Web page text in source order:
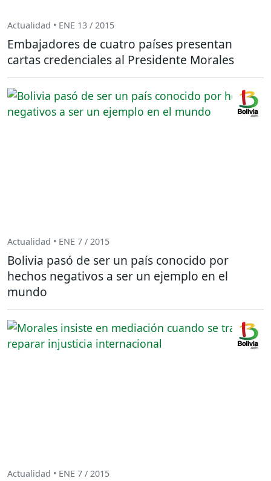
Actualidad • ENE 13 / 2015
Embajadores de cuatro países presentan
cartas credenciales al Presidente Morales
Actualidad • ENE 7 / 2015
Bolivia pasó de ser un país conocido por
hechos negativos a ser un ejemplo en el
mundo
Actualidad • ENE 7 / 2015